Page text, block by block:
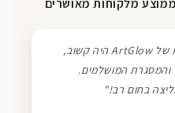
"חווית שירות יוצאת דופן! הצוות של ArtGlow היה קשוב,
והמסגרת המושלמים.
בחום רב!"